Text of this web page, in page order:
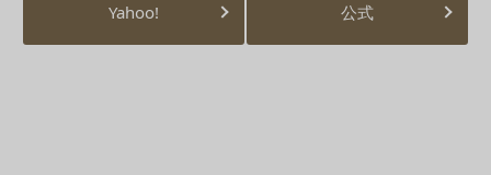
Yahoo! 公式